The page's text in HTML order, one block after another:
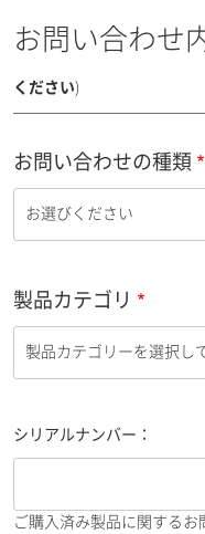
お問い合わせ
ください)
お問い合わせの種類
製品カテゴリ
シリアルナンバー：
ご購入済み製品に関するお